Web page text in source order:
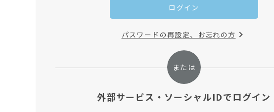
ログイン
パスワードの再設定、お忘れの方
外部サービス・ソーシャルIDでログイン